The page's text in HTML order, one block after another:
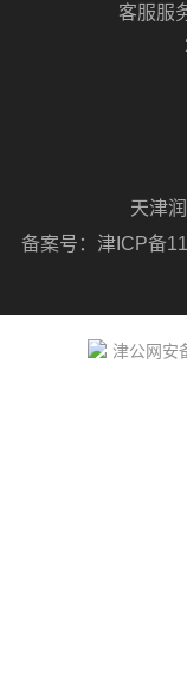
客服服
天津
备案号： 津ICP备
津公网安